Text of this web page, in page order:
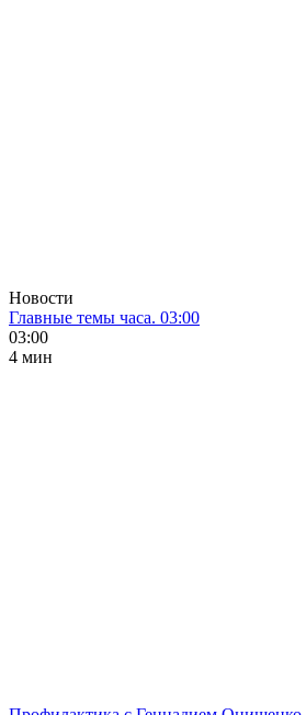
Новости
Главные темы часа. 03:00
03:00
4 мин